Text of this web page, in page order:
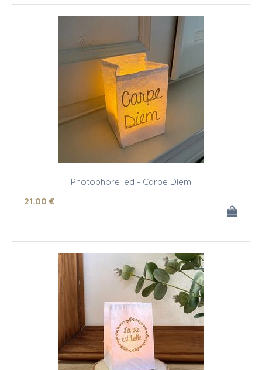
Photophore led - Carpe Diem
21.00 €